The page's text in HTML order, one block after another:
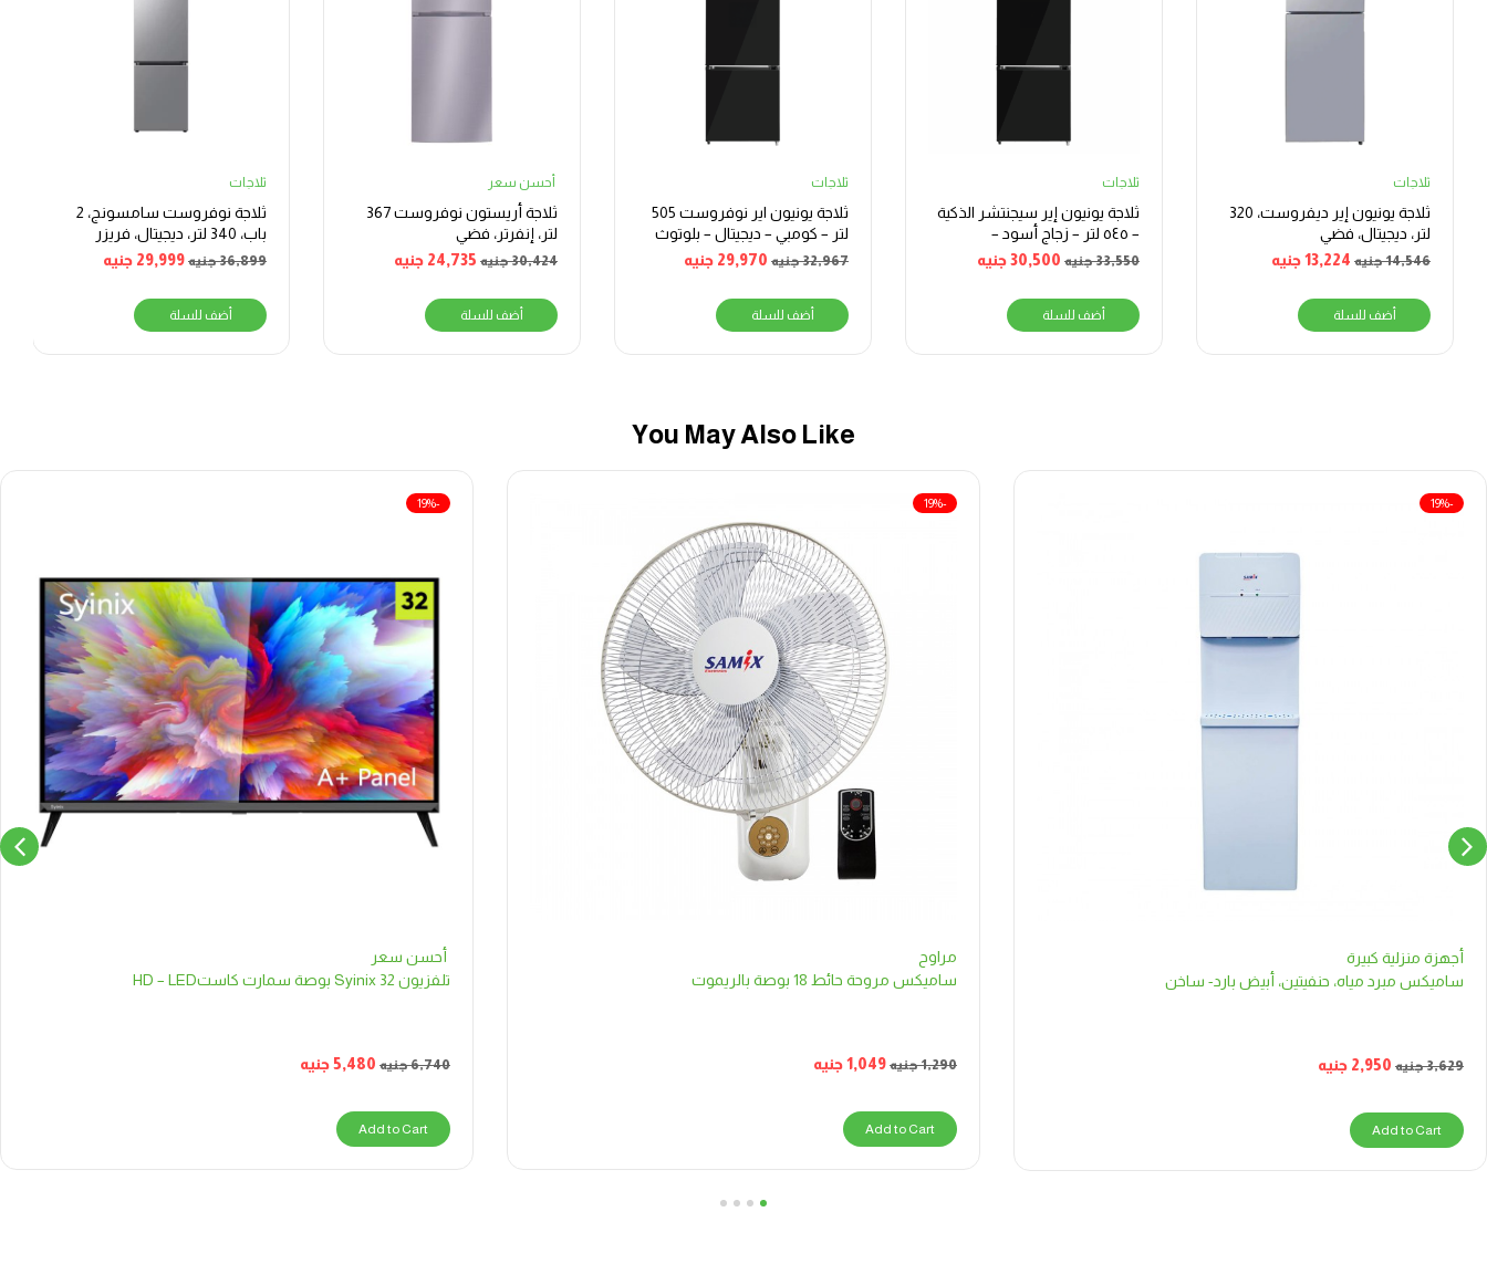
ثلاجات
ثلاجة يونيون إير ديفروست، 320
لتر، ديجيتال، فضي
14,546جنيه 13,224جنيه
أضف للسلة
ثلاجات
ثلاجة يونيون إير سيجنتشر الذكية
– ٥٤٥ لتر – زجاج أسود –
URN800CEPBLG1ADXHIRBXXLN
33,550جنيه 30,500جنيه
أضف للسلة
ثلاجات
ثلاجة يونيون اير نوفروست 505
لتر – كومبي – ديجيتال – بلوتوث
32,967جنيه 29,970 جنيه
أضف للسلة
أحسن سعر
ثلاجة أريستون نوفروست 367
لتر، إنفرتر، فضي
30,424جنيه 24,735 جنيه
أضف للسلة
ثلاجات
ثلاجة نوفروست سامسونج، 2
باب، 340 لتر، ديجيتال، فريزر
سفلي – فضي
36,899جنيه 29,999 جنيه
أضف للسلة
You May Also Like
أجهزة منزلية كبيرة
ساميكس مبرد مياه، حنفيتين، أبيض بارد- ساخن
3,629جنيه 2,950 جنيه
-19%
Add to Cart
مراوح
ساميكس مروحة حائط 18 بوصة بالريموت
1,290جنيه 1,049جنيه
-19%
Add to Cart
أحسن سعر
تلفزيون Syinix 32 بوصة سمارت كاستHD – LED
6,740جنيه 5,480جنيه
-19%
Add to Cart